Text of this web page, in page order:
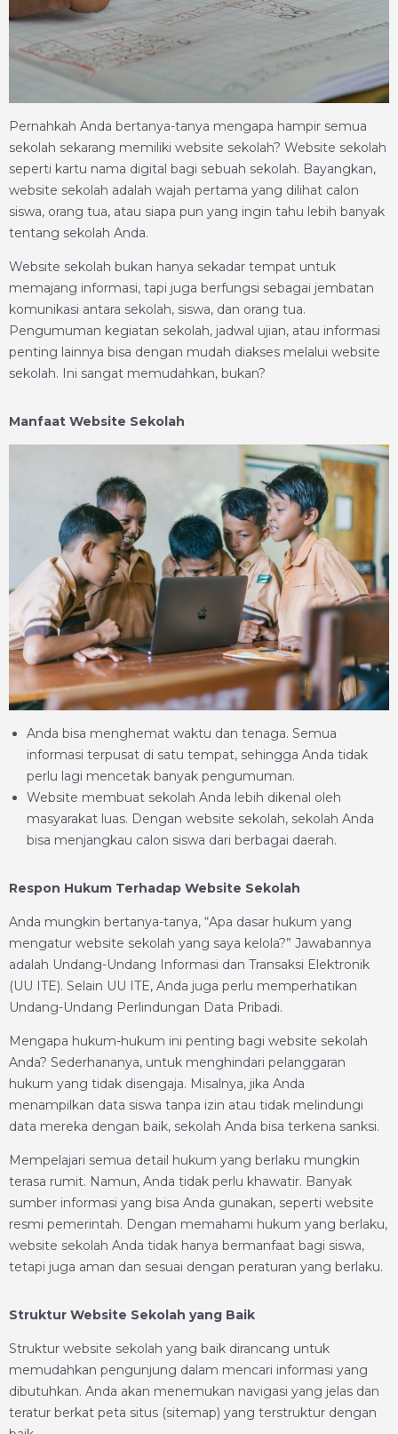
Pernahkah Anda bertanya-tanya mengapa hampir semua
sekolah sekarang memiliki website sekolah? Website sekolah
seperti kartu nama digital bagi sebuah sekolah. Bayangkan,
website sekolah adalah wajah pertama yang dilihat calon
siswa, orang tua, atau siapa pun yang ingin tahu lebih banyak
tentang sekolah Anda.
Website sekolah bukan hanya sekadar tempat untuk
memajang informasi, tapi juga berfungsi sebagai jembatan
komunikasi antara sekolah, siswa, dan orang tua.
Pengumuman kegiatan sekolah, jadwal ujian, atau informasi
penting lainnya bisa dengan mudah diakses melalui website
sekolah. Ini sangat memudahkan, bukan?
Manfaat Website Sekolah
Anda bisa menghemat waktu dan tenaga. Semua
informasi terpusat di satu tempat, sehingga Anda tidak
perlu lagi mencetak banyak pengumuman.
Website membuat sekolah Anda lebih dikenal oleh
masyarakat luas. Dengan website sekolah, sekolah Anda
bisa menjangkau calon siswa dari berbagai daerah.
Respon Hukum Terhadap Website Sekolah
Anda mungkin bertanya-tanya, “Apa dasar hukum yang
mengatur website sekolah yang saya kelola?” Jawabannya
adalah Undang-Undang Informasi dan Transaksi Elektronik
(UU ITE). Selain UU ITE, Anda juga perlu memperhatikan
Undang-Undang Perlindungan Data Pribadi.
Mengapa hukum-hukum ini penting bagi website sekolah
Anda? Sederhananya, untuk menghindari pelanggaran
hukum yang tidak disengaja. Misalnya, jika Anda
menampilkan data siswa tanpa izin atau tidak melindungi
data mereka dengan baik, sekolah Anda bisa terkena sanksi.
Mempelajari semua detail hukum yang berlaku mungkin
terasa rumit. Namun, Anda tidak perlu khawatir. Banyak
sumber informasi yang bisa Anda gunakan, seperti website
resmi pemerintah. Dengan memahami hukum yang berlaku,
website sekolah Anda tidak hanya bermanfaat bagi siswa,
tetapi juga aman dan sesuai dengan peraturan yang berlaku.
Struktur Website Sekolah yang Baik
Struktur website sekolah yang baik dirancang untuk
memudahkan pengunjung dalam mencari informasi yang
dibutuhkan. Anda akan menemukan navigasi yang jelas dan
teratur berkat peta situs (sitemap) yang terstruktur dengan